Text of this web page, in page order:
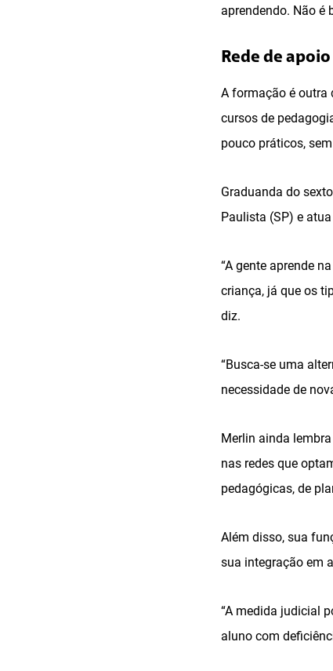
aprendendo. Não é
Rede de apoio
A formação é outra
cursos de
pouco práticos,
Graduanda do
Paulista (SP) e
“A gente aprende
criança, já que os
diz.
“Busca-se uma
necessidade de
Merlin ainda
nas redes que
pedagógicas, de
Além disso, sua
sua integração em
“A medida judicial
aluno com